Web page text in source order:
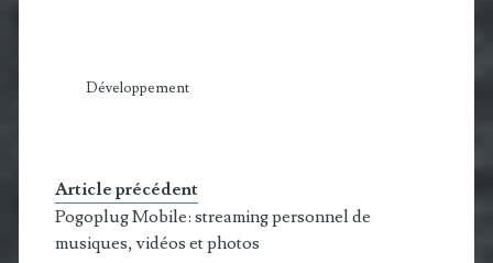
Développement
Article précédent
Pogoplug Mobile: streaming personnel de
musiques, vidéos et photos